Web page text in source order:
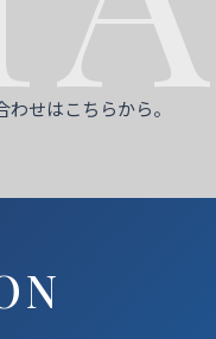
せはこちらから。